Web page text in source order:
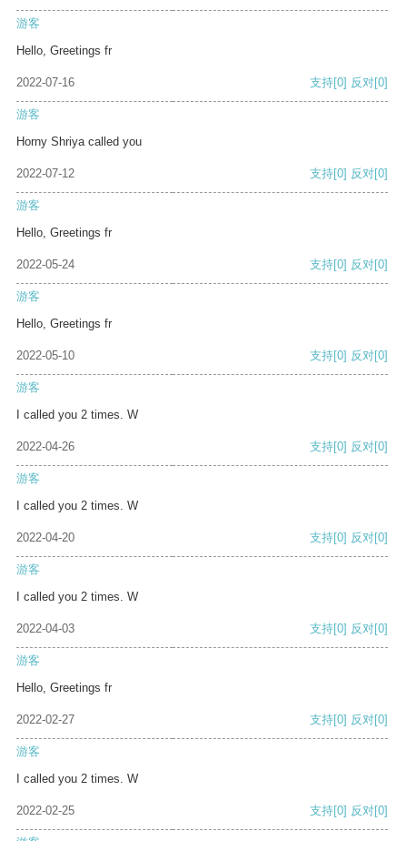
游客
Hello, Greetings fr
2022-07-16 支持[0] 反对[0]
游客
Horny Shriya called you
2022-07-12 支持[0] 反对[0]
游客
Hello, Greetings fr
2022-05-24 支持[0] 反对[0]
游客
Hello, Greetings fr
2022-05-10 支持[0] 反对[0]
游客
I called you 2 times. W
2022-04-26 支持[0] 反对[0]
游客
I called you 2 times. W
2022-04-20 支持[0] 反对[0]
游客
I called you 2 times. W
2022-04-03 支持[0] 反对[0]
游客
Hello, Greetings fr
2022-02-27 支持[0] 反对[0]
游客
I called you 2 times. W
2022-02-25 支持[0] 反对[0]